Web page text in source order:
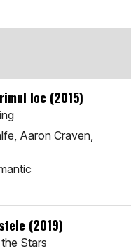
loc (2015)
Aaron Craven,
(2019)
Stars